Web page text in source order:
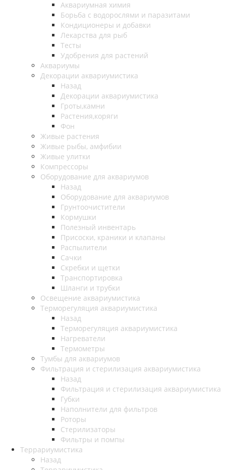
Аквариумная химия
Борьба с водорослями и паразитами
Кондиционеры и добавки
Лекарства для рыб
Тесты
Удобрения для растений
Аквариумы
Декорации аквариумистика
Назад
Декорации аквариумистика
Гроты,камни
Растения,коряги
Фон
Живые растения
Живые рыбы, амфибии
Живые улитки
Компрессоры
Оборудование для аквариумов
Назад
Оборудование для аквариумов
Грунтоочистители
Кормушки
Полезный инвентарь
Присоски, краники и клапаны
Распылители
Сачки
Скребки и щетки
Транспортировка
Шланги и трубки
Освещение аквариумистика
Терморегуляция аквариумистика
Назад
Терморегуляция аквариумистика
Нагреватели
Термометры
Тумбы для аквариумов
Фильтрация и стерилизация аквариумистика
Назад
Фильтрация и стерилизация аквариумистика
Губки
Наполнители для фильтров
Роторы
Стерилизаторы
Фильтры и помпы
Террариумистика
Назад